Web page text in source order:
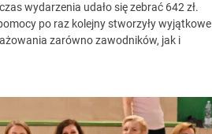
wydarzenia udało się zebrać 642 zł.
po raz kolejny stworzyły wyjątkowe
zarówno zawodników, jak i